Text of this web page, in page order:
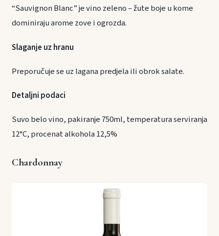
“Sauvignon Blanc” je vino zeleno – žute boje u kome
dominiraju arome zove i ogrozda.
Slaganje uz hranu
Preporučuje se uz lagana predjela ili obrok salate.
Detaljni podaci
Suvo belo vino, pakiranje 750ml, temperatura serviranja
12°C, procenat alkohola 12,5%
Chardonnay